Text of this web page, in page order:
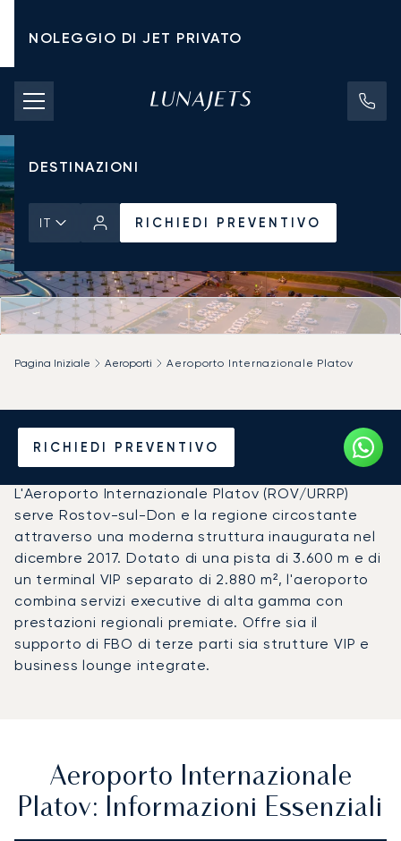
NOLEGGIO DI JET PRIVATO
TARIFFE DI NOLEGGIO
JET PRIVATI
DESTINAZIONI
IT RICHIEDI PREVENTIVO
RICHIEDI PREVENTIVO
Pagina Iniziale Aeroporti Aeroporto Internazionale Platov
Noleggio jet privato per
l'Aeroporto Platov (ROV)
L'Aeroporto Internazionale Platov (ROV/URRP)
serve Rostov-sul-Don e la regione circostante
attraverso una moderna struttura inaugurata nel
dicembre 2017. Dotato di una pista di 3.600 m e di
un terminal VIP separato di 2.880 m², l'aeroporto
combina servizi executive di alta gamma con
prestazioni regionali premiate. Offre sia il
supporto di FBO di terze parti sia strutture VIP e
business lounge integrate.
Aeroporto Internazionale
Platov: Informazioni Essenziali